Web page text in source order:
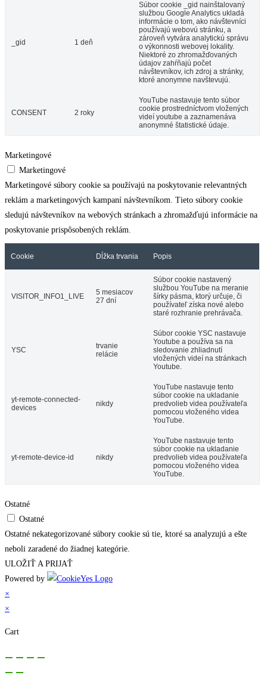
_gid 1 deň
Súbor cookie _gid nainštalovaný
službou Google Analytics ukladá
informácie o tom, ako návštevníci
používajú webovú stránku, a
zároveň vytvára analytickú správu
o výkonnosti webovej lokality.
Niektoré zo zhromažďovaných
údajov zahŕňajú počet
návštevníkov, ich zdroj a stránky,
ktoré anonymne navštevujú.
CONSENT 2 roky
YouTube nastavuje tento súbor
cookie prostredníctvom vložených
videí youtube a zaznamenáva
anonymné štatistické údaje.
Marketingové
Marketingové
Marketingové súbory cookie sa používajú na poskytovanie relevantných
reklám a marketingových kampaní návštevníkom. Tieto súbory cookie
sledujú návštevníkov na webových stránkach a zhromažďujú informácie na
poskytovanie prispôsobených reklám.
Cookie Dĺžka trvania Popis
VISITOR_INFO1_LIVE
5 mesiacov
27 dní
Súbor cookie nastavený
službou YouTube na meranie
šírky pásma, ktorý určuje, či
používateľ získa nové alebo
staré rozhranie prehrávača.
YSC
trvanie
relácie
Súbor cookie YSC nastavuje
Youtube a používa sa na
sledovanie zhliadnutí
vložených videí na stránkach
Youtube.
yt-remote-connected-
devices
nikdy
YouTube nastavuje tento
súbor cookie na ukladanie
predvolieb videa používateľa
pomocou vloženého videa
YouTube.
yt-remote-device-id nikdy
YouTube nastavuje tento
súbor cookie na ukladanie
predvolieb videa používateľa
pomocou vloženého videa
YouTube.
Ostatné
Ostatné
Ostatné nekategorizované súbory cookie sú tie, ktoré sa analyzujú a ešte
neboli zaradené do žiadnej kategórie.
ULOŽIŤ A PRIJAŤ
Powered by
×
×
Cart